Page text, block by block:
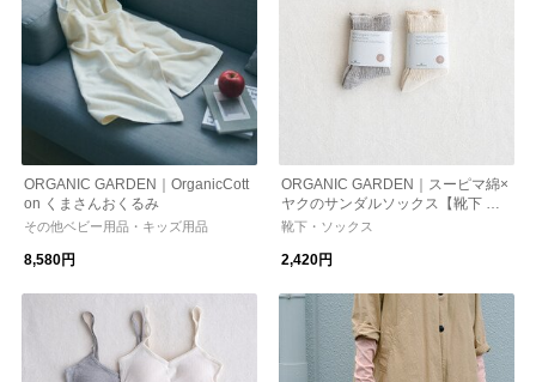
ORGANIC GARDEN｜OrganicCott
on くまさんおくるみ
その他ベビー用品・キッズ用品
8,580円
ORGANIC GARDEN｜スーピマ綿×
ヤクのサンダルソックス【靴下 ソ
ックス】
靴下・ソックス
2,420円